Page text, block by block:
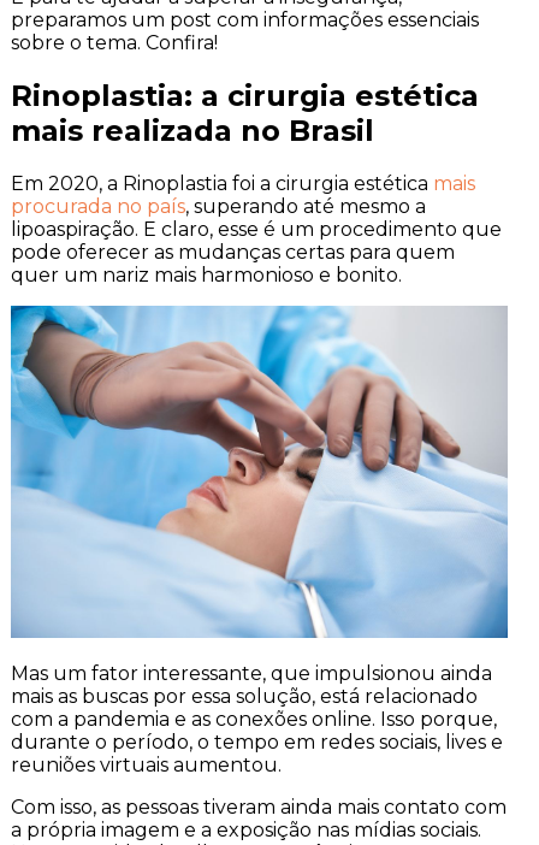
preparamos um post com informações essenciais
sobre o tema. Confira!
Rinoplastia: a cirurgia estética
mais realizada no Brasil
Em 2020, a Rinoplastia foi a cirurgia estética mais
procurada no país, superando até mesmo a
lipoaspiração. E claro, esse é um procedimento que
pode oferecer as mudanças certas para quem
quer um nariz mais harmonioso e bonito.
Mas um fator interessante, que impulsionou ainda
mais as buscas por essa solução, está relacionado
com a pandemia e as conexões online. Isso porque,
durante o período, o tempo em redes sociais, lives e
reuniões virtuais aumentou.
Com isso, as pessoas tiveram ainda mais contato com
a própria imagem e a exposição nas mídias sociais.